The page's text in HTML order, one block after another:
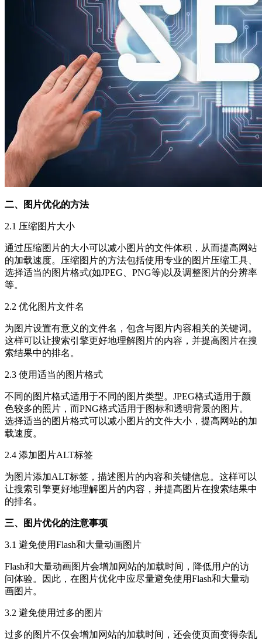
二、图片优化的方法
2.1 压缩图片大小
通过压缩图片的大小可以减小图片的文件体积，从而提高网站
的加载速度。压缩图片的方法包括使用专业的图片压缩工具、
选择适当的图片格式(如JPEG、PNG等)以及调整图片的分辨率
等。
2.2 优化图片文件名
为图片设置有意义的文件名，包含与图片内容相关的关键词。
这样可以让搜索引擎更好地理解图片的内容，并提高图片在搜
索结果中的排名。
2.3 使用适当的图片格式
不同的图片格式适用于不同的图片类型。JPEG格式适用于颜
色较多的照片，而PNG格式适用于图标和透明背景的图片。
选择适当的图片格式可以减小图片的文件大小，提高网站的加
载速度。
2.4 添加图片ALT标签
为图片添加ALT标签，描述图片的内容和关键信息。这样可以
让搜索引擎更好地理解图片的内容，并提高图片在搜索结果中
的排名。
三、图片优化的注意事项
3.1 避免使用Flash和大量动画图片
Flash和大量动画图片会增加网站的加载时间，降低用户的访
问体验。因此，在图片优化中应尽量避免使用Flash和大量动
画图片。
3.2 避免使用过多的图片
过多的图片不仅会增加网站的加载时间，还会使页面变得杂乱